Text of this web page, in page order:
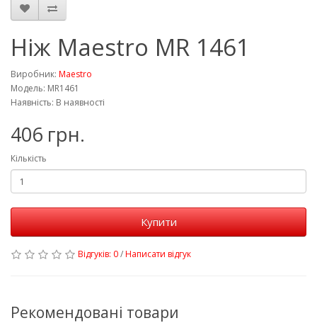
Ніж Maestro MR 1461
Виробник: Maestro
Модель: MR1461
Наявність: В наявності
406 грн.
Кількість
Купити
Відгуків: 0/Написати відгук
Рекомендовані товари